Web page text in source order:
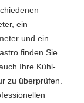
ein
und ein
finden Sie
Ihre Kühl-
zu überprüfen.